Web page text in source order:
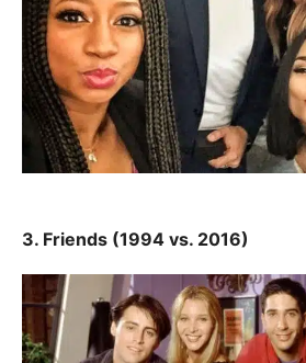
3. Friends (1994 vs. 2016)